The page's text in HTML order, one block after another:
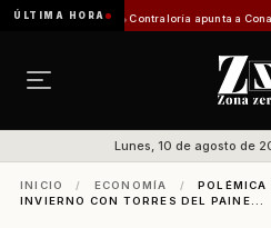
ÚLTIMA HORA
Franca Contraloría apunta a Conadi por
Lunes, 10 de agosto de
INICIO / ECONOMÍA /
POLÉMICA
INVIERNO CON TORRES DEL PAINE...